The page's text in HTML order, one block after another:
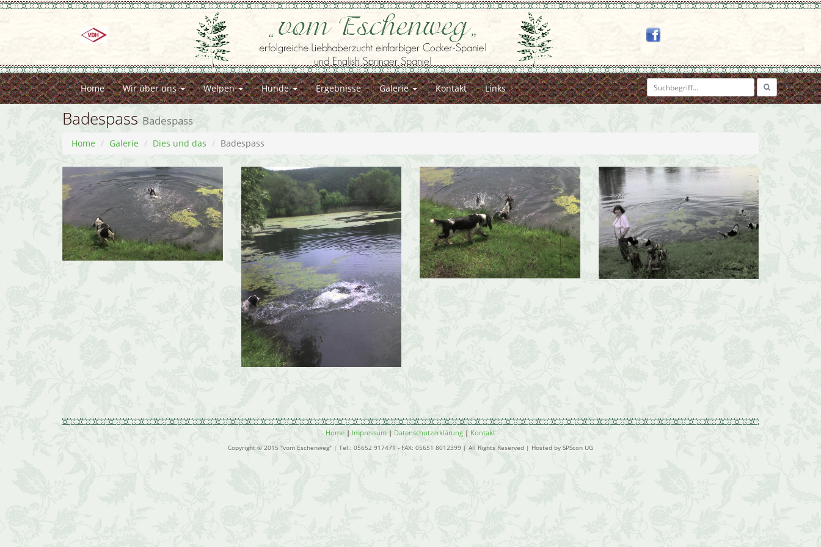
Home Wir über uns Welpen Hunde Ergebnisse Galerie Kontakt Links
Badespass Badespass
Home Galerie Dies und das Badespass
Home | Impressum | Datenschutzerklärung | Kontakt
Copyright © 2015 "vom Eschenweg" | Tel.: 05652 917471 - FAX: 05651 8012399 | All Rights Reserved | Hosted by SPScon UG